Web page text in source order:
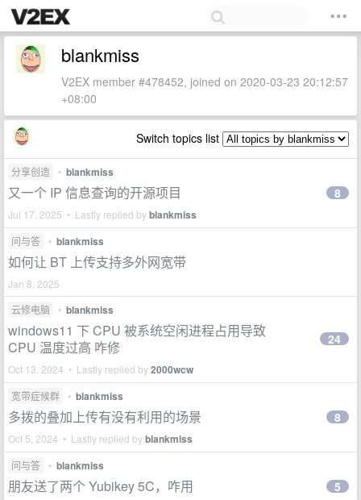
blankmiss
V2EX member #478452, joined on 2020-03-23 20:12:57
+08:00
Switch topics list
分享创造 • blankmiss
又一个 IP 信息查询的开源项目
Jul 17, 2025 • Lastly replied byblankmiss
8
问与答 • blankmiss
如何让 BT 上传支持多外网宽带
Jan 8, 2025
云修电脑
• blankmiss
windows11 下 CPU 被系统空闲进程占用导致
CPU 温度过高 咋修
Oct 13, 2024 • Lastly replied by2000wcw
24
宽带症候群 • blankmiss
多拨的叠加上传有没有利用的场景
Oct 5, 2024 • Lastly replied byblankmiss
8
问与答 • blankmiss
朋友送了两个 Yubikey 5C，咋用 5